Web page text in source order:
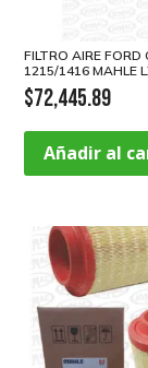
FILTRO AIRE FORD
1215/1416 MAHLE
$72,445.89
Añadir al